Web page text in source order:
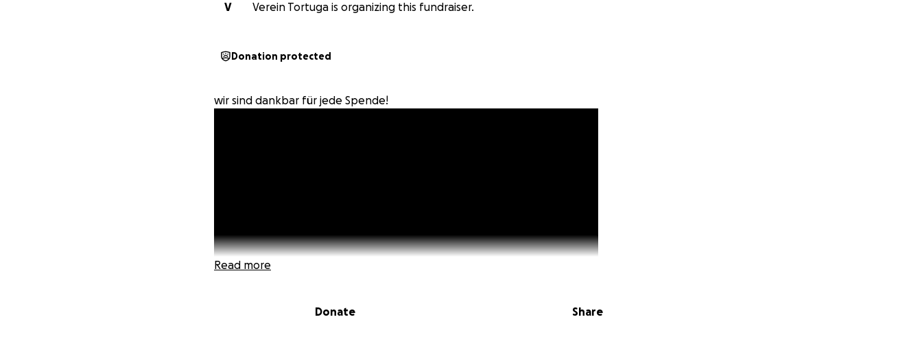
V
Verein Tortuga is organizing this fundraiser.
Donation protected
wir sind dankbar für jede Spende!
Read more
Donate Share